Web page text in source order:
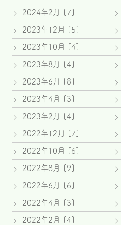
2024年2月 [7]
2023年12月 [5]
2023年10月 [4]
2023年8月 [4]
2023年6月 [8]
2023年4月 [3]
2023年2月 [4]
2022年12月 [7]
2022年10月 [6]
2022年8月 [9]
2022年6月 [6]
2022年4月 [3]
2022年2月 [4]